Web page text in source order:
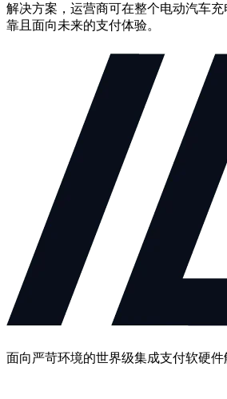
解决方案，运营商可在整个电动汽车
靠且面向未来的支付体验。
面向严苛环境的世界级集成支付软硬件